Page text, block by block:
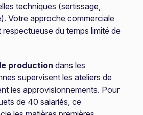
techniques (sertissage,
Votre approche commerciale
du temps limité de
production dans les
supervisent les ateliers de
les approvisionnements. Pour
de 40 salariés, ce